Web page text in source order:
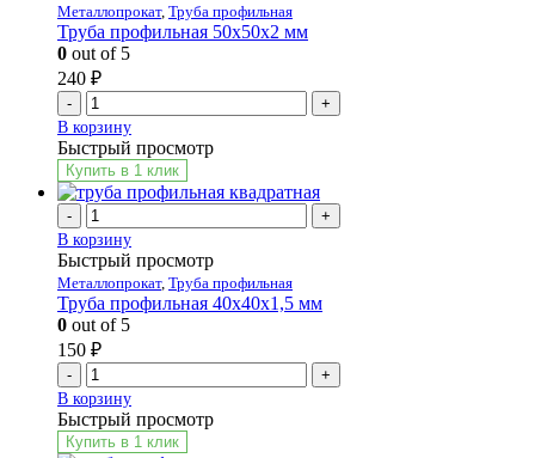
Металлопрокат, Труба профильная
Труба профильная 50х50х2 мм
0 out of 5
240 ₽
-
+
В корзину
Быстрый просмотр
Купить в 1 клик
-
+
В корзину
Быстрый просмотр
Металлопрокат, Труба профильная
Труба профильная 40х40х1,5 мм
0 out of 5
150 ₽
-
+
В корзину
Быстрый просмотр
Купить в 1 клик